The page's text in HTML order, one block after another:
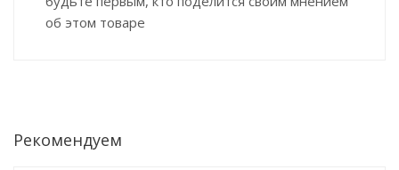
об этом товаре
Рекомендуем